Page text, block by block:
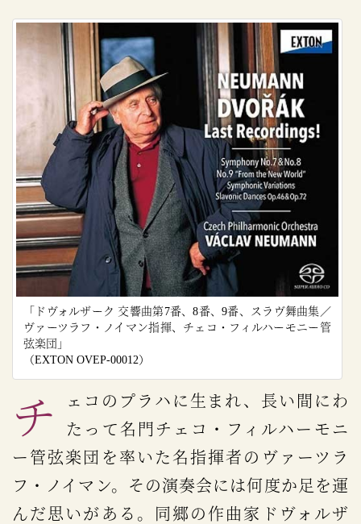
「ドヴォルザーク 交響曲第7番、8番、9番、スラヴ舞曲集／
ヴァーツラフ・ノイマン指揮、チェコ・フィルハーモニー管
弦楽団」
（EXTON OVEP-00012）
チェコのプラハに生まれ、長い間にわ
たって名門チェコ・フィルハーモニ
ー管弦楽団を率いた名指揮者のヴァーツラ
フ・ノイマン。その演奏会には何度か足を運
んだ思いがある。同郷の作曲家ドヴォルザ